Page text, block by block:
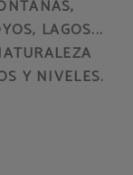
LAGOS...
Y NIVELES.